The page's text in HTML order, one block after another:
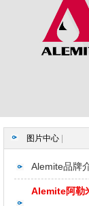
图片中心
Alemite品牌
Alemite阿勒